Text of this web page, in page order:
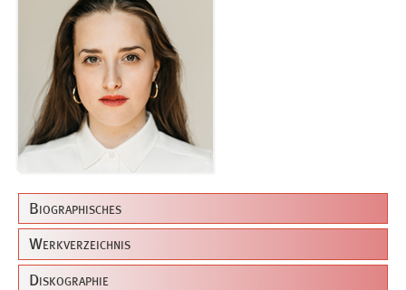
Biographisches
Werkverzeichnis
Diskographie